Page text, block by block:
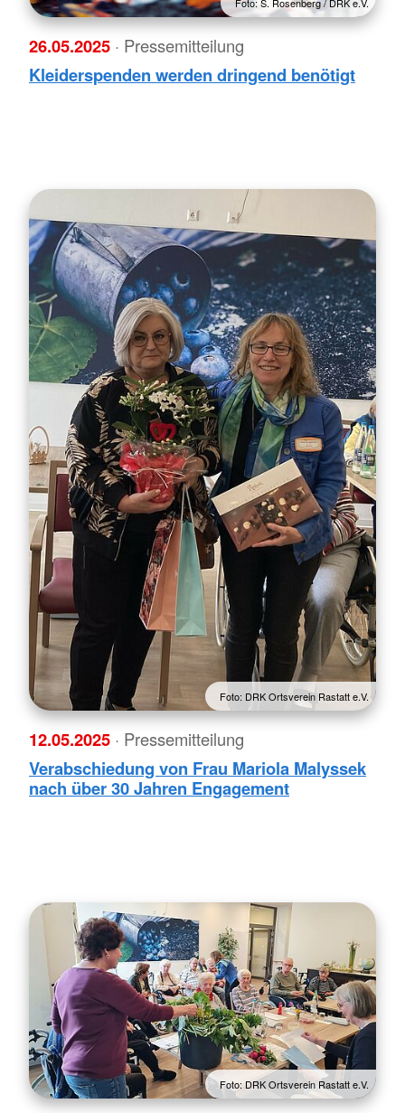
26.05.2025 · Pressemitteilung
Kleiderspenden werden dringend benötigt
Foto: DRK Ortsverein Rastatt e.V.
12.05.2025 · Pressemitteilung
Verabschiedung von Frau Mariola Malyssek
nach über 30 Jahren Engagement
Foto: DRK Ortsverein Rastatt e.V.